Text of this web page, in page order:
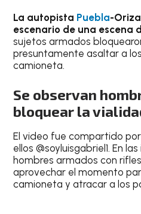
La autopista Puebla-
escenario de una escena
sujetos armados
presuntamente asaltar a
camioneta.
Se observan
bloquear la
El video fue compartido
ellos @soyluisgabriel1. En
hombres armados con
aprovechar el momento
camioneta y atracar a los